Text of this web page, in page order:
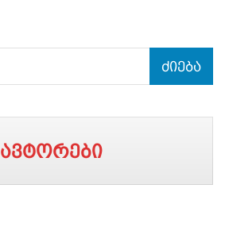
ძიება
ავტორები